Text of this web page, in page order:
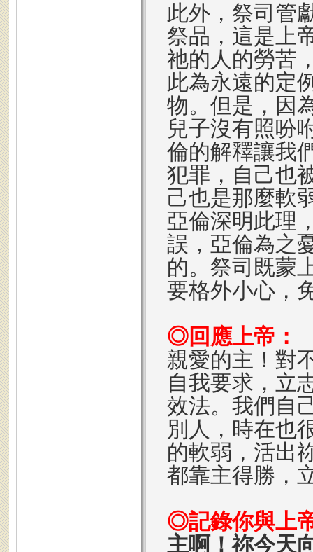
此外，祭司管
祭品，這是上
祂的人的勞苦
此為永遠的定
物。但是，因
兒子沒有照吩
倫的解釋讓我
犯罪，自己也
己也是那麼軟
亞倫深明此理
誤，亞倫為之
的。祭司既蒙
要格外小心，
◎回應上帝：
親愛的主！對
自我要求，立
效法。我們自
別人，時在也
的軟弱，活出
都靠主得勝，
◎記錄你與上
主啊！祢今天